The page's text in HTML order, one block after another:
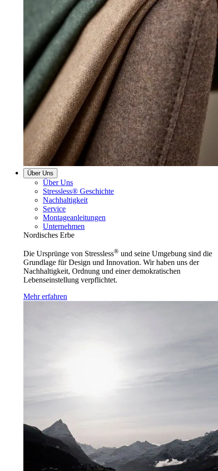
Über Uns
Über Uns
Stressless® Geschichte
Nachhaltigkeit
Service
Montageanleitungen
Unternehmen
Nordisches Erbe
Die Ursprünge von Stressless® und seine Umgebung sind die
Grundlage für Design und Innovation. Wir haben uns der
Nachhaltigkeit, Ordnung und einer demokratischen
Lebenseinstellung verpflichtet.
Mehr erfahren